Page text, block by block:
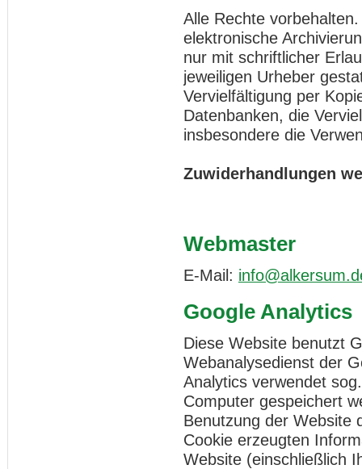
Alle Rechte
elektronische
nur mit schriftlicher
jeweiligen Urheber
Vervielfältigung per
Datenbanken, die
insbesondere die
Zuwiderhandlungen
Webmaster
E-Mail:
Google Analytics
Diese Website benutzt
Webanalysedienst der
Analytics verwendet
Computer gespeichert
Benutzung der Website
Cookie erzeugten
Website (einschließlich